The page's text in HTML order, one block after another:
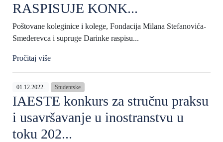
RASPISUJE KONK...
Poštovane koleginice i kolege, Fondacija Milana Stefanovića-
Smederevca i supruge Darinke raspisu...
Pročitaj više
01.12.2022. Studentske
IAESTE konkurs za stručnu praksu
i usavršavanje u inostranstvu u
toku 202...